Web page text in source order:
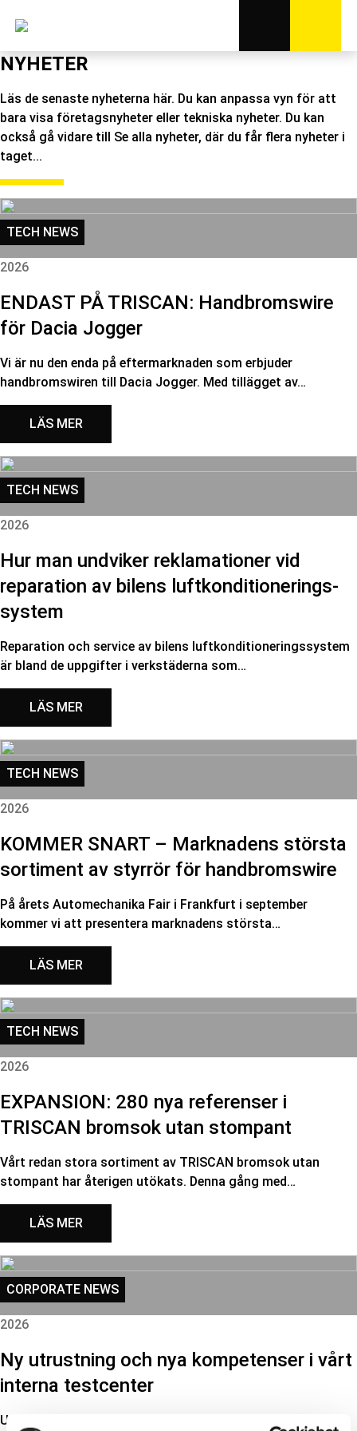
NYHETER
Läs de senaste nyheterna här. Du kan anpassa vyn för att
bara visa företagsnyheter eller tekniska nyheter. Du kan
också gå vidare till Se alla nyheter, där du får flera nyheter i
taget...
TECH NEWS
2026
ENDAST PÅ TRISCAN: Handbromswire
för Dacia Jogger
Vi är nu den enda på eftermarknaden som erbjuder
handbromswiren till Dacia Jogger. Med tillägget av…
LÄS MER
TECH NEWS
2026
Hur man undviker reklamationer vid
reparation av bilens luftkonditionerings-
system
Reparation och service av bilens luftkonditioneringssystem
är bland de uppgifter i verkstäderna som…
LÄS MER
TECH NEWS
2026
KOMMER SNART – Marknadens största
sortiment av styrrör för handbromswire
På årets Automechanika Fair i Frankfurt i september
kommer vi att presentera marknadens största…
LÄS MER
TECH NEWS
2026
EXPANSION: 280 nya referenser i
TRISCAN bromsok utan stompant
Vårt redan stora sortiment av TRISCAN bromsok utan
stompant har återigen utökats. Denna gång med…
LÄS MER
CORPORATE NEWS
2026
Ny utrustning och nya kompetenser i vårt
interna testcenter
Utöver att köpa ny utrustning har vi anställt Sonny Wolf-